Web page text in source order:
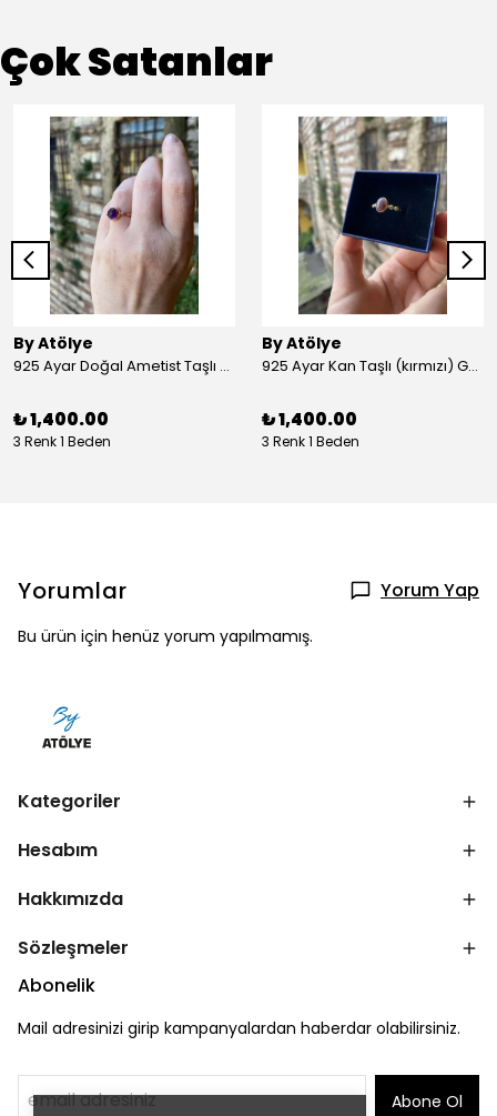
Çok Satanlar
By Atölye
925 Ayar Doğal Ametist Taşlı Yuvarlak Gümüş Yüzük
₺ 1,400.00
3 Renk 1 Beden
By Atölye
925 Ayar Kan Taşlı (kırmızı) Gümüş Yüzük
₺ 1,400.00
3 Renk 1 Beden
Yorumlar Yorum Yap
Bu ürün için henüz yorum yapılmamış.
Kategoriler
Hesabım
Hakkımızda
Sözleşmeler
Abonelik
Mail adresinizi girip kampanyalardan haberdar olabilirsiniz.
Abone Ol